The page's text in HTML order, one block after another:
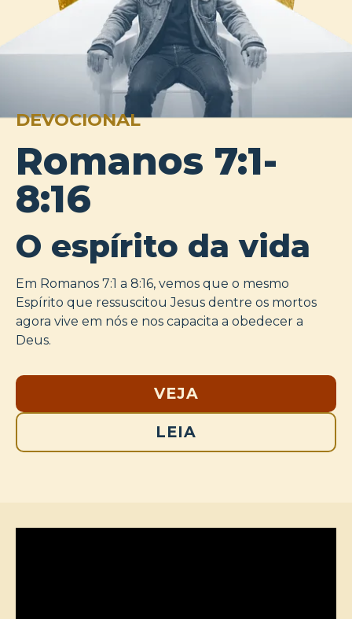
DEVOCIONAL
Romanos 7:1-
8:16
O espírito da vida
Em Romanos 7:1 a 8:16, vemos que o mesmo
Espírito que ressuscitou Jesus dentre os mortos
agora vive em nós e nos capacita a obedecer a
Deus.
VEJA
LEIA